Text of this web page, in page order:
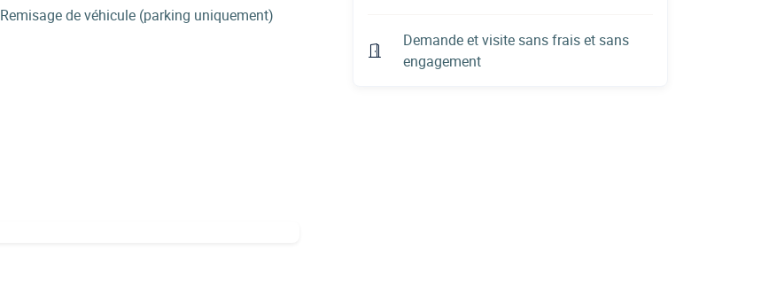
Remisage de véhicule (parking uniquement)
Demande et visite sans frais et sans
engagement